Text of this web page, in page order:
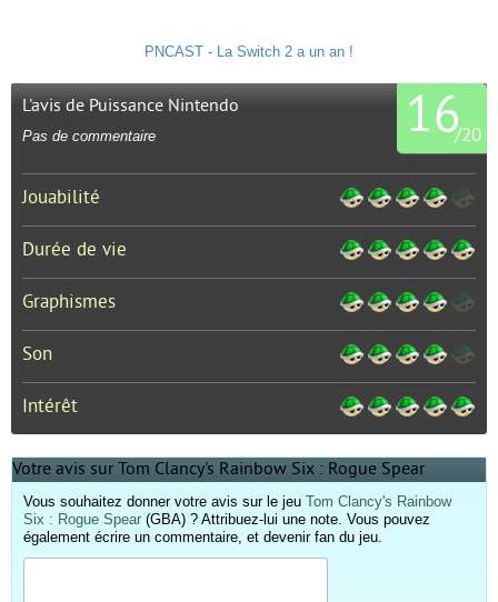
PNCAST - La Switch 2 a un an !
16
/20
L'avis de Puissance Nintendo
Pas de commentaire
Jouabilité
Durée de vie
Graphismes
Son
Intérêt
Votre avis sur Tom Clancy's Rainbow Six : Rogue Spear
Vous souhaitez donner votre avis sur le jeu Tom Clancy's Rainbow
Six : Rogue Spear (GBA) ? Attribuez-lui une note. Vous pouvez
également écrire un commentaire, et devenir fan du jeu.